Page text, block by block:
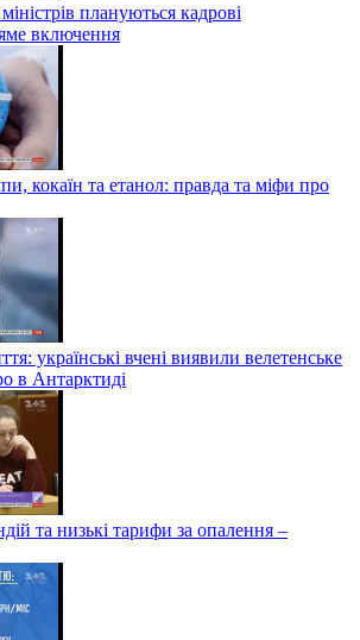
плануються кадрові
включення
кокаїн та етанол: правда та міфи про
українські вчені виявили велетенське
в Антарктиді
та низькі тарифи за опалення –